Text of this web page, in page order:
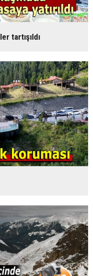
tartışıldı